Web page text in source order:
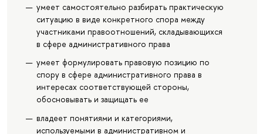
умеет самостоятельно разбирать практическую
ситуацию в виде конкретного спора между
участниками правоотношений, складывающихся
в сфере административного права
умеет формулировать правовую позицию по
спору в сфере административного права в
интересах соответствующей стороны,
обосновывать и защищать ее
владеет понятиями и категориями,
используемыми в административном и